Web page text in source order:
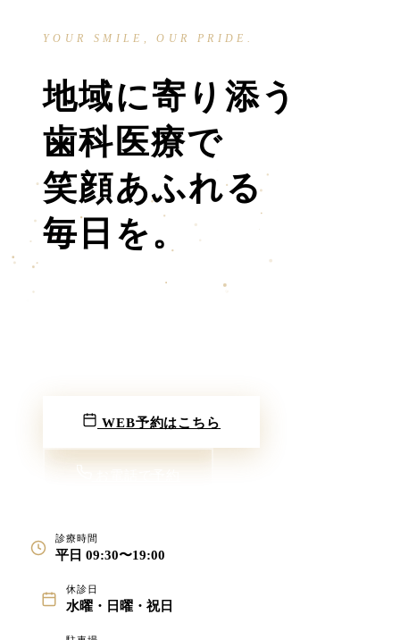
YOUR SMILE, OUR PRIDE.
地域に寄り添う
歯科医療で
笑顔あふれる
毎日を。
WEB予約はこちら
診療時間
平日 09:30〜19:00
休診日
水曜・日曜・祝日